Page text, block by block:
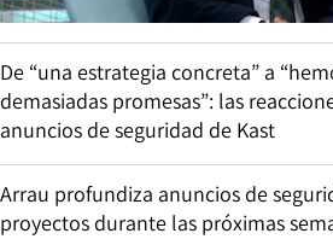
De “una estrategia concreta” a
demasiadas promesas”: las
anuncios de seguridad de Kast
Arrau profundiza anuncios de
proyectos durante las próximas